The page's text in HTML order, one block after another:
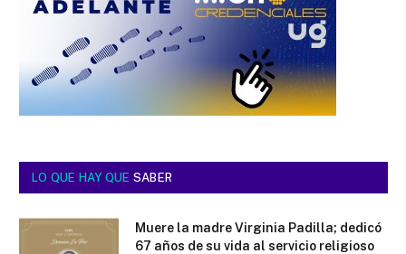
LO QUE HAY QUE SABER
Muere la madre Virginia Padilla; dedicó
67 años de su vida al servicio religioso